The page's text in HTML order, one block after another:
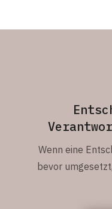
Wenn eine
bevor